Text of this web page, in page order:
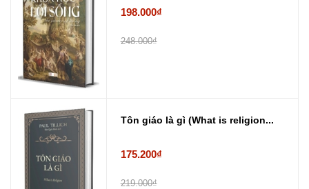
198.000₫
248.000₫
Tôn giáo là gì (What is religion...
175.200₫
219.000₫